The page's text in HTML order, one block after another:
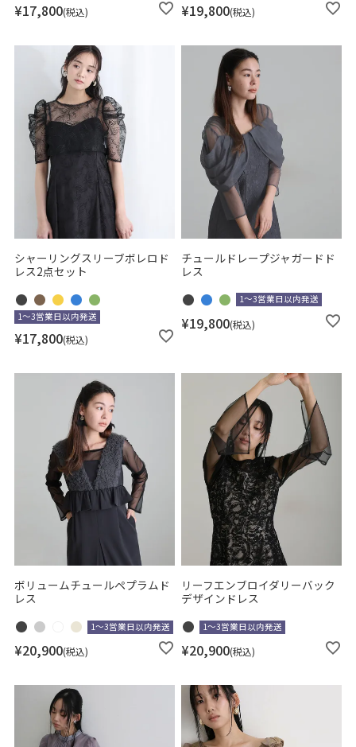
¥17,800 税込 ¥19,800 税込
シャーリングスリーブボレロド
レス2点セット
1～3営業日以内発送
¥17,800 税込
チュールドレープジャガードド
レス
1～3営業日以内発送
¥19,800 税込
ボリュームチュールペプラムド
レス
1～3営業日以内発送
¥20,900 税込
リーフエンブロイダリーバック
デザインドレス
1～3営業日以内発送
¥20,900 税込